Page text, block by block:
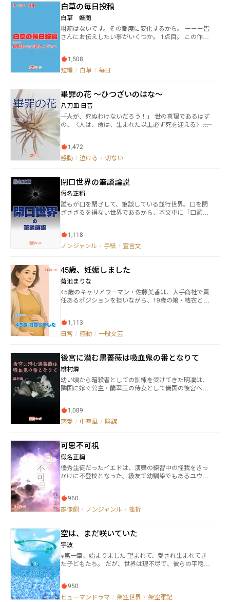
に、この夏の間、彼女を利用することにした。
白草の毎日投稿
白草 蝶蘭
粗筋はないです。その都度に変化するから。 ーーー皆
さんにお伝えしたい事がいくつか。 1点目。 この作品
ます。 2点目。 感想どんどんお待ちしております。 感
想下さった方の作品はなるべく読みに行きます！ 3点
ジさんにも感謝を
1,508
短編 / 白草 / 毎日
畢罪の花 ～ひつざいのはな～
八刀皿 日音
――「人が、死ぬわけないだろう！」 世の真理であるはず
の、〈人は、命は、生まれた以上必ず死を迎える〉――そ
こに生きる人々は、そのすべてが、老いることも死ぬ
こともない、不老不死の身だったのだ。 ……たった二
年の時を経た彼らの縁が最後に紡ぐ、命と罪の物語。
1,472
感動 / 泣ける / 切ない
閉口世界の筆談論説
假名正稱
誰もが口を閉ざして、筆談している並行世界。口を閉
ざさざるを得ない世界であるから、本文中に「口頭会
たまに、閉口の実情が垣間見えたり……。
1,118
ノンジャンル / 手紙 / 宣言文
45歳、妊娠しました
菊池まりな
45歳のキャリアウーマン・佐藤美香は、大手商社で責
任あるポジションを担いながら、19歳の娘・結衣と
倒れた美香は、病院でまさかの「妊娠」宣告を受け
る。 高齢出産という現実に戸惑いながらも、夫は徐々
不安のなかで、自分の人生を見つめ直していく。 仕
事、家庭、年齢、そして新しい命。揺れる心の中で、
美香は「産む」ことを決意。家族との衝突と和解を経
て、ひとつの命が家族の絆を再びつなぎ始める。 やが
て迎える出産と、家族の変化。45歳で再び「母にな
ていく──。
1,113
日常 / 感動 / 一般文芸
後宮に潜む黒薔薇は吸血鬼の番となりて
緋村燐
幼い頃から暗殺者としての訓練を受けてきた明凜は、
隣国に嫁ぐ公主・蘭翠玉の侍女として儀国の後宮へと
ていた明凜だが、宦官の最高位である大長秋・令劉に
捕らわれてしまった。 だが令劉は自らを吸血鬼と明か
に協力すると告げる令劉に明凜は……。
1,089
恋愛 / 中華風 / 陰謀
可思不可視
假名正稱
優秀生徒だったイエドは、演舞の練習中の怪我をきっ
かけに不登校となった。級友で幼馴染でもあるユウエ
をはき違えた無感情の芝居はイエド本人が思いも寄ら
ない、自嘲の台詞を口にさせてしまう。結局イエドは
た二人を再び近づけさせたのは、本音を取り繕うため
ではない。 現実に訴える演技力を高め合う志を、共に
したことだった。そのことを思い出したイエドは、再
び志を新たにした。 その矢先、自身の名の由来になっ
た大樹にイエドの精神がいざなわれる。 そこは夢の世
960
群像劇 / ノンジャンル / 挫折
空は、まだ咲いていた
宇波
※第一章、始まりました 望まれて、愛され生まれてき
た子どもたち。 だが、世界は理不尽で、彼らの平穏に
950
ヒューマンドラマ / 架空世界 / 架空軍記